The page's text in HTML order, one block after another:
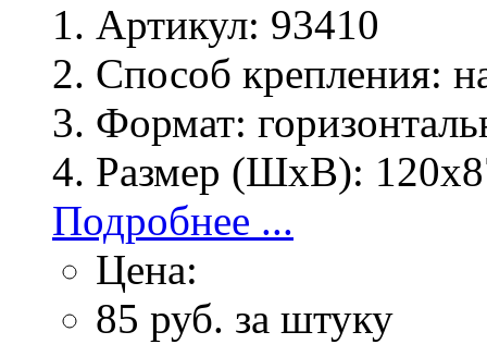
Артикул: 93410
Способ крепления:
Формат:
Размер (ШхВ):
Подробнее ...
Цена:
85 руб. за штуку